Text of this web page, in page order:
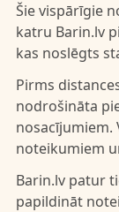
Šie vispārīgie
katru Barin.lv
kas noslēgts
Pirms
nodrošināta
nosacījumiem.
noteikumiem
Barin.lv patur
papildināt